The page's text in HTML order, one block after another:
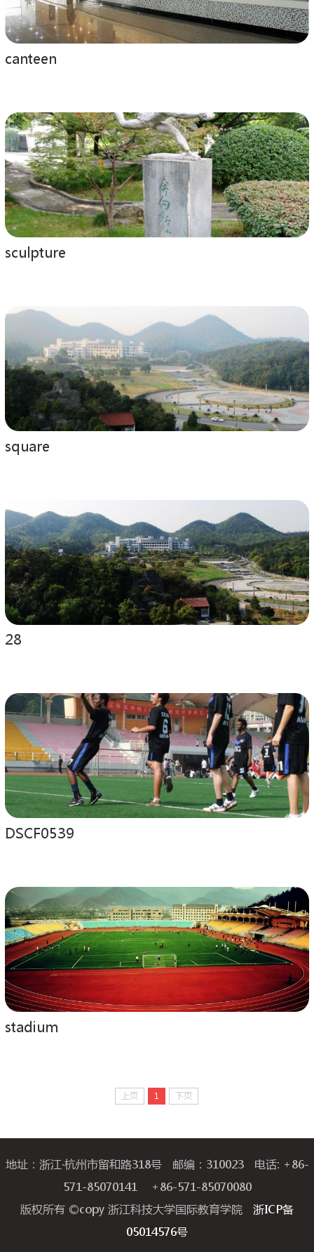
canteen
sculpture
square
28
DSCF0539
stadium
上页 1 下页
地址：浙江·杭州市留和路318号 邮编：310023 电话: +86-
571-85070141 +86-571-85070080
版权所有 ©copy 浙江科技大学国际教育学院 浙ICP备
05014576号